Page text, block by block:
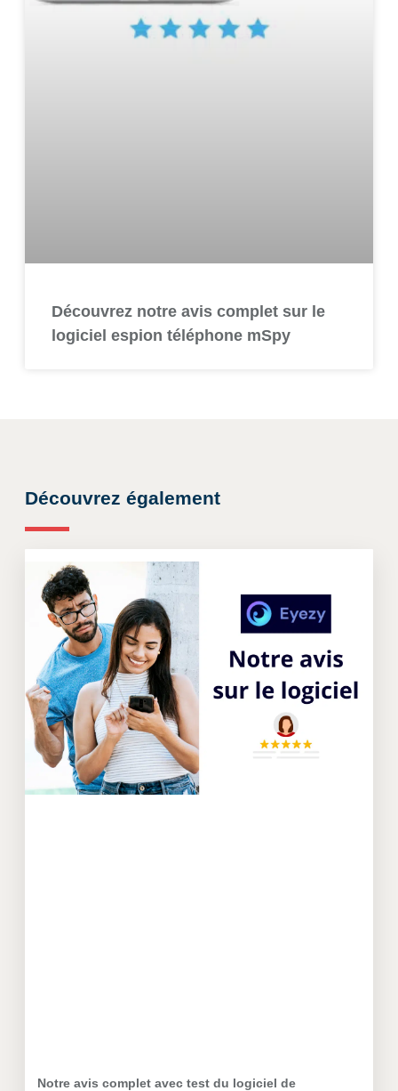
Découvrez notre avis complet sur le
logiciel espion téléphone mSpy
Découvrez également
Notre avis complet avec test du logiciel de